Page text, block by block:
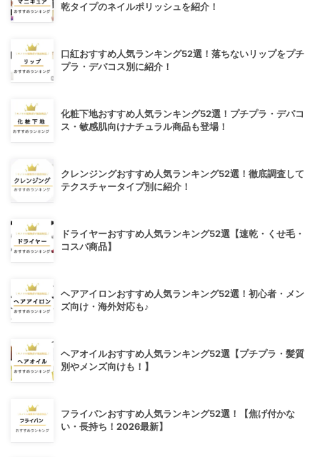
乾タイプのネイルポリッシュを紹介！
口紅おすすめ人気ランキング52選！落ちないリップをプチ
プラ・デパコス別に紹介！
化粧下地おすすめ人気ランキング52選！プチプラ・デパコ
ス・敏感肌向けナチュラル商品も登場！
クレンジングおすすめ人気ランキング52選！徹底調査して
テクスチャータイプ別に紹介！
ドライヤーおすすめ人気ランキング52選【速乾・くせ毛・
コスパ商品】
ヘアアイロンおすすめ人気ランキング52選！初心者・メン
ズ向け・海外対応も♪
ヘアオイルおすすめ人気ランキング52選【プチプラ・髪質
別やメンズ向けも！】
フライパンおすすめ人気ランキング52選！【焦げ付かな
い・長持ち！2026最新】